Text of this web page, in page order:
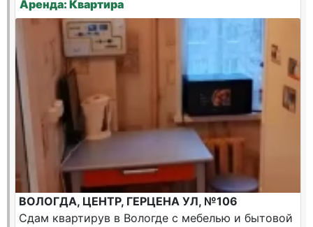
Аренда: Квартира
ВОЛОГДА, ЦЕНТР, ГЕРЦЕНА УЛ, №106
Сдам квартирув в Вологде с мебелью и бытовой